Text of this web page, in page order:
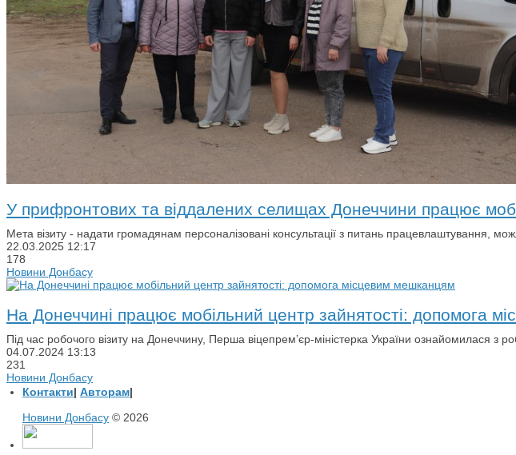
У прифронтових та віддалених селищах Донеччини працює
Мета візиту - надати громадянам персоналізовані консультації з питань працевлаштування,
22.03.2025 12:17
178
Новини Донбасу
На Донеччині працює мобільний центр зайнятості: допомога
Під час робочого візиту на Донеччину, Перша віцепрем’єр-міністерка України ознайомилася з
04.07.2024 13:13
231
Новини Донбасу
Контакти| Авторам|
Новини Донбасу © 2026